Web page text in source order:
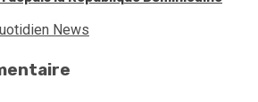
News